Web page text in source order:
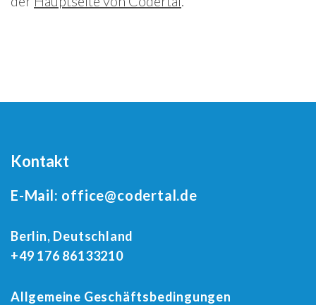
Kontakt
E-Mail: office@codertal.de
Berlin, Deutschland
+49 176 86133210
Allgemeine Geschäftsbedingungen